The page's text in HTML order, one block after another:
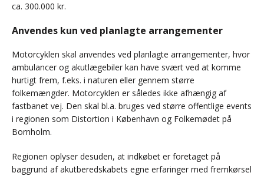
ca. 300.000 kr.
Anvendes kun ved planlagte arrangementer
Motorcyklen skal anvendes ved planlagte arrangementer, hvor
ambulancer og akutlægebiler kan have svært ved at komme
hurtigt frem, f.eks. i naturen eller gennem større
folkemængder. Motorcyklen er således ikke afhængig af
fastbanet vej. Den skal bl.a. bruges ved større offentlige events
i regionen som Distortion i København og Folkemødet på
Bornholm.
Regionen oplyser desuden, at indkøbet er foretaget på
baggrund af akutberedskabets egne erfaringer med fremkørsel